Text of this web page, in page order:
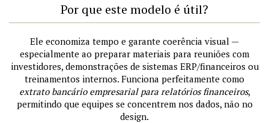
Por que este modelo é útil?
Ele economiza tempo e garante coerência visual —
especialmente ao preparar materiais para reuniões com
investidores, demonstrações de sistemas ERP/financeiros ou
treinamentos internos. Funciona perfeitamente como
extrato bancário empresarial para relatórios financeiros,
permitindo que equipes se concentrem nos dados, não no
design.